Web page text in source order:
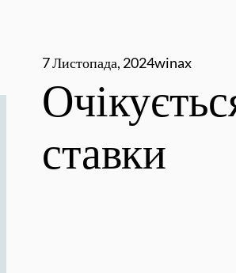
7 Листопада, 2024winax
ставки